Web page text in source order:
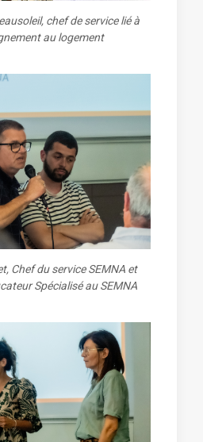
chef de service lié à
au logement
Chef du service SEMNA et
Spécialisé au SEMNA